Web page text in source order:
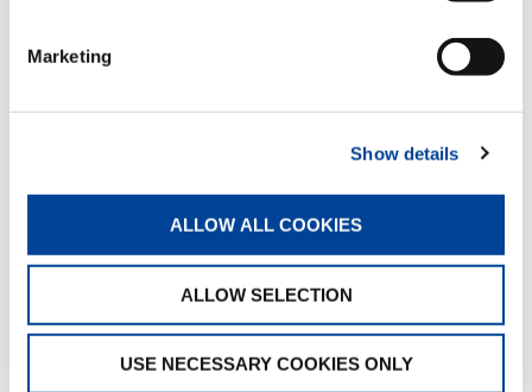
Marketing
Show details
ALLOW ALL COOKIES
ALLOW SELECTION
USE NECESSARY COOKIES ONLY
Sequenzielle Ausschubsteuerung des